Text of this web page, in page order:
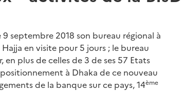
septembre 2018 son bureau régional à
en visite pour 5 jours ; le bureau
plus de celles de 3 de ses 57 Etats
à Dhaka de ce nouveau
de la banque sur ce pays, 14ème